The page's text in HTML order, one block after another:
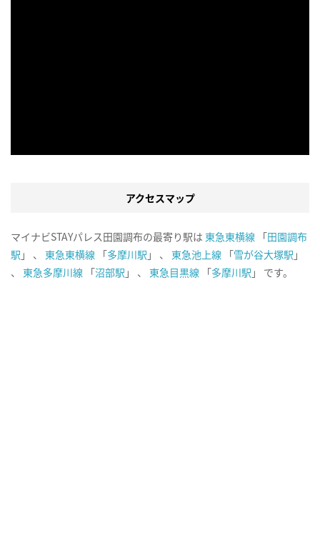
アクセスマップ
マイナビSTAYパレス田園調布の最寄り駅は 東急東横線 「田園調布
駅 」 、 東急東横線 「多摩川駅 」 、 東急池上線 「雪が谷大塚駅 」
、 東急多摩川線 「沼部駅 」 、 東急目黒線 「多摩川駅 」 です。